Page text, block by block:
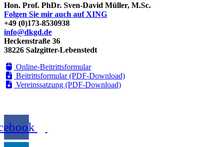
Hon. Prof. PhDr. Sven-David Müller, M.Sc.
Folgen Sie mir auch auf XING
+49 (0)173-8530938
info@dkgd.de
Heckenstraße 36
38226 Salzgitter-Lebenstedt
Online-Beitrittsformular
Beitrittsformular (PDF-Download)
Vereinssatzung (PDF-Download)